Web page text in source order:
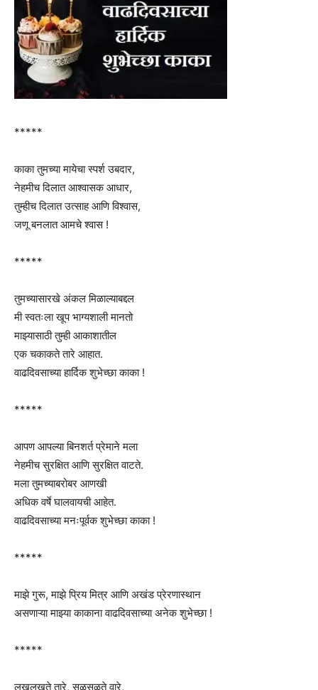
*****
काका तुमच्या मायेचा स्पर्श उबदार,
नेहमीच दिलात आश्वासक आधार,
तुम्हीच दिलात उत्साह आणि विश्वास,
जणू बनलात आमचे श्वास !
*****
तुमच्यासारखे अंकल मिळाल्याबद्दल
मी स्वतःला खूप भाग्यशाली मानतो
माझ्यासाठी तुम्ही आकाशातील
एक चकाकते तारे आहात.
वाढदिवसाच्या हार्दिक शुभेच्छा काका !
*****
आपण आपल्या बिनशर्त प्रेमाने मला
नेहमीच सुरक्षित आणि सुरक्षित वाटते.
मला तुमच्याबरोबर आणखी
अधिक वर्षे घालवायची आहेत.
वाढदिवसाच्या मनःपूर्वक शुभेच्छा काका !
*****
माझे गुरू, माझे प्रिय मित्र आणि अखंड प्रेरणास्थान
असणाऱ्या माझ्या काकाना वाढदिवसाच्या अनेक शुभेच्छा !
*****
लखलखते तारे, सळसळते वारे,